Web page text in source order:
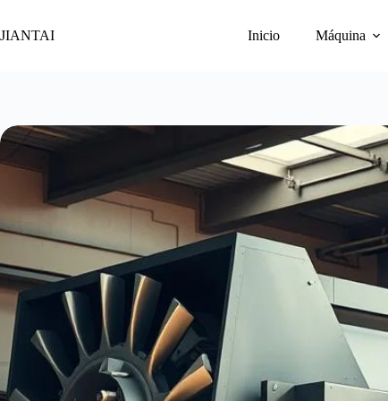
contenido
JIANTAI Inicio Máquina